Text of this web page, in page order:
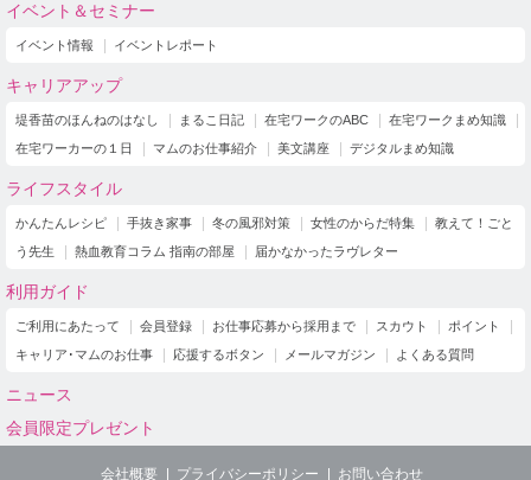
イベント＆セミナー
イベント情報 イベントレポート
キャリアアップ
堤香苗のほんねのはなし まるこ日記 在宅ワークのABC
在宅ワークまめ知識
在宅ワーカーの１日
マムのお仕事紹介 美文講座 デジタルまめ知識
ライフスタイル
かんたんレシピ 手抜き家事 冬の風邪対策 女性のからだ特集
教えて！ごと
う先生
熱血教育コラム 指南の部屋 届かなかったラヴレター
利用ガイド
ご利用にあたって 会員登録 お仕事応募から採用まで スカウト
ポイント
キャリア･マムのお仕事
応援するボタン メールマガジン よくある質問
ニュース
会員限定プレゼント
会社概要 プライバシーポリシー お問い合わせ